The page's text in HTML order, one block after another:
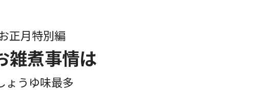
正月特別編
雑煮事情は
うゆ味最多